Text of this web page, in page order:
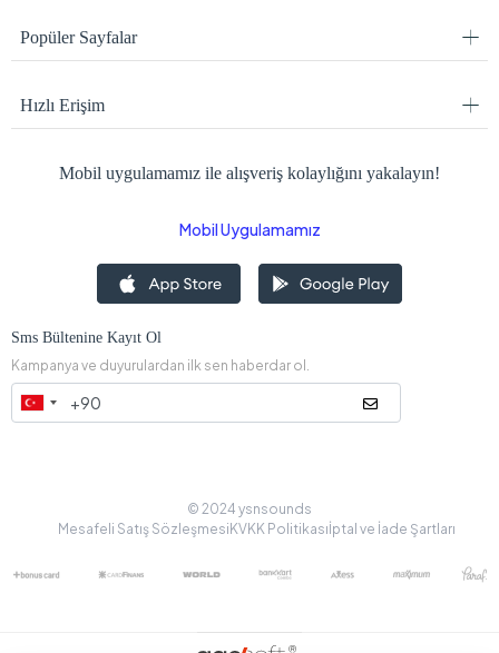
Popüler Sayfalar
Hızlı Erişim
Mobil uygulamamız ile alışveriş kolaylığını yakalayın!
Mobil Uygulamamız
Sms Bültenine Kayıt Ol
Kampanya ve duyurulardan ilk sen haberdar ol.
© 2024 ysnsounds
Mesafeli Satış SözleşmesiKVKK Politikasıİptal ve İade Şartları